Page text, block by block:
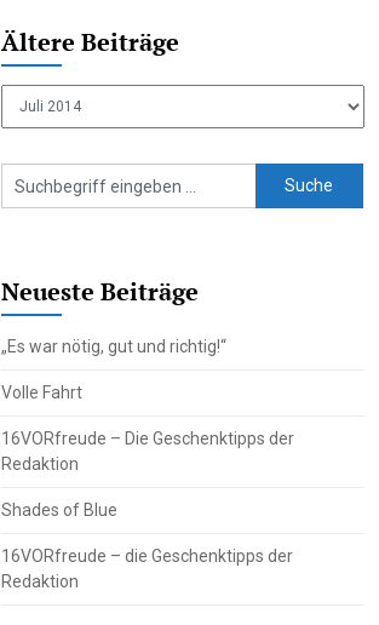
Ältere Beiträge
Ältere
Neueste Beiträge
„Es war nötig, gut und richtig!“
Volle Fahrt
16VORfreude – Die Geschenktipps der
Redaktion
Shades of Blue
16VORfreude – die Geschenktipps der
Redaktion